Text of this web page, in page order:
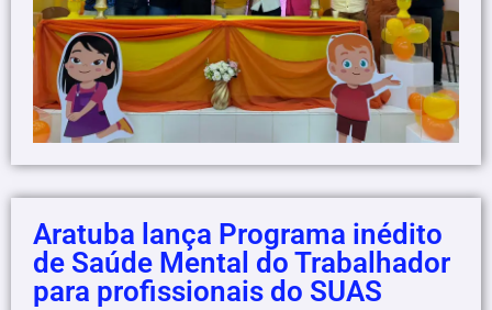
Aratuba lança Programa inédito
de Saúde Mental do Trabalhador
para profissionais do SUAS